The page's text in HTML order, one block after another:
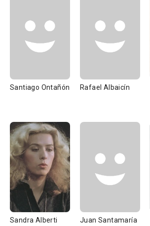
Santiago Ontañón Rafael Albaicín
Sandra Alberti Juan Santamaría